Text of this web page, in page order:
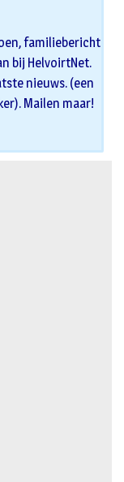
familiebericht
bij HelvoirtNet.
nieuws. (een
Mailen maar!